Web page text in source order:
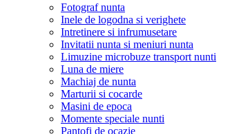
Fotograf nunta
Inele de logodna si verighete
Intretinere si infrumusetare
Invitatii nunta si meniuri nunta
Limuzine microbuze transport nunti
Luna de miere
Machiaj de nunta
Marturii si cocarde
Masini de epoca
Momente speciale nunti
Pantofi de ocazie